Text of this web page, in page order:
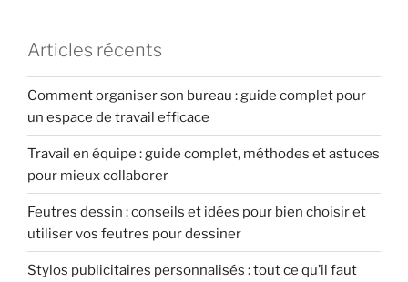
Articles récents
Comment organiser son bureau : guide complet pour
un espace de travail efficace
Travail en équipe : guide complet, méthodes et astuces
pour mieux collaborer
Feutres dessin : conseils et idées pour bien choisir et
utiliser vos feutres pour dessiner
Stylos publicitaires personnalisés : tout ce qu’il faut